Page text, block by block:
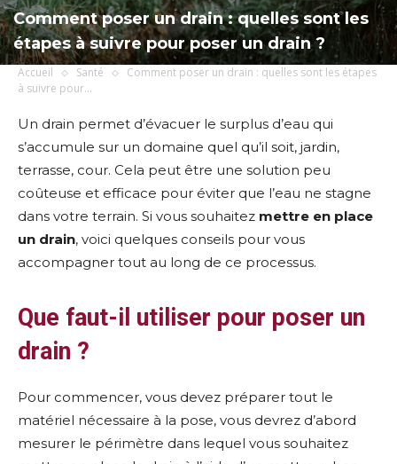
Comment poser un drain : quelles sont les
étapes à suivre pour poser un drain ?
Accueil Santé
Comment poser un drain : quelles sont les étapes
à suivre pour...
Un drain permet d’évacuer le surplus d’eau qui
s’accumule sur un domaine quel qu’il soit, jardin,
terrasse, cour. Cela peut être une solution peu
coûteuse et efficace pour éviter que l’eau ne stagne
dans votre terrain. Si vous souhaitez mettre en place
un drain, voici quelques conseils pour vous
accompagner tout au long de ce processus.
Que faut-il utiliser pour poser un
drain ?
Pour commencer, vous devez préparer tout le
matériel nécessaire à la pose, vous devrez d’abord
mesurer le périmètre dans lequel vous souhaitez